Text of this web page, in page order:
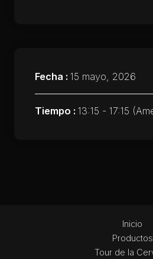
Fecha : 15 mayo, 2026
Tiempo : 13:15 - 17:15
Inicio
Productos
Tour de la